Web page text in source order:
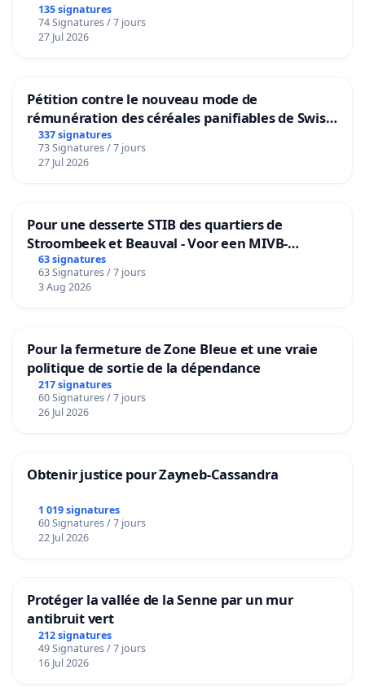
135 signatures
74 Signatures / 7 jours
27 Jul 2026
Pétition contre le nouveau mode de
rémunération des céréales panifiables de Swiss
granum basé sur la teneur en protéines
337 signatures
73 Signatures / 7 jours
27 Jul 2026
Pour une desserte STIB des quartiers de
Stroombeek et Beauval - Voor een MIVB-
bediening van de wijken Strombeek en Het
Voor
63 signatures
63 Signatures / 7 jours
3 Aug 2026
Pour la fermeture de Zone Bleue et une vraie
politique de sortie de la dépendance
217 signatures
60 Signatures / 7 jours
26 Jul 2026
Obtenir justice pour Zayneb-Cassandra
1 019 signatures
60 Signatures / 7 jours
22 Jul 2026
Protéger la vallée de la Senne par un mur
antibruit vert
212 signatures
49 Signatures / 7 jours
16 Jul 2026